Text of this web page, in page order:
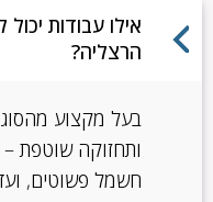
אילו עבודות
הרצליה?
בעל מקצוע
ותחזוקה שוטפת
חשמל פשוטים, ועד